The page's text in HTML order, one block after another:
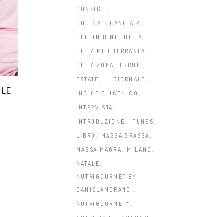
CONSIGLI
CUCINA BILANCIATA
DELFINIDINE
DIETA
DIETA MEDITERRANEA
DIETA ZONA
ERRORI
ESTATE
IL GIORNALE
INDICE GLICEMICO
INTERVISTA
INTRODUZIONE
ITUNES
LIBRO
MASSA GRASSA
MASSA MAGRA
MILANO
NATALE
NUTRIGOURMET BY
DANIELAMORANDI
NUTRIGOURMET™